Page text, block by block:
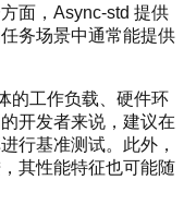
面，Async-std 提供
务场景中通常能提供
的工作负载、硬件环
开发者来说，建议在
行基准测试。此外，
其性能特征也可能随